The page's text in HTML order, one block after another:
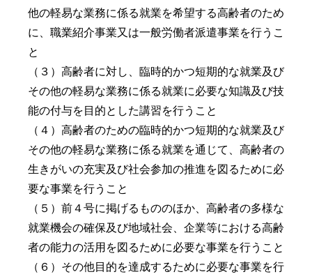
他の軽易な業務に係る就業を希望する高齢者のため
に、職業紹介事業又は一般労働者派遣事業を行うこ
と
（３）高齢者に対し、臨時的かつ短期的な就業及び
その他の軽易な業務に係る就業に必要な知識及び技
能の付与を目的とした講習を行うこと
（４）高齢者のための臨時的かつ短期的な就業及び
その他の軽易な業務に係る就業を通じて、高齢者の
生きがいの充実及び社会参加の推進を図るために必
要な事業を行うこと
（５）前４号に掲げるもののほか、高齢者の多様な
就業機会の確保及び地域社会、企業等における高齢
者の能力の活用を図るために必要な事業を行うこと
（６）その他目的を達成するために必要な事業を行